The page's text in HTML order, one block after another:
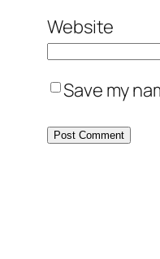
Website
Save my